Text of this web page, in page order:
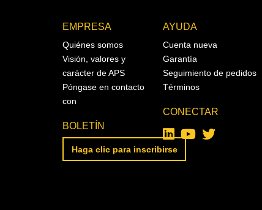
EMPRESA
Quiénes somos
Visión, valores y
carácter de APS
Póngase en contacto
con
BOLETÍN
Haga clic para inscribirse
AYUDA
Cuenta nueva
Garantía
Seguimiento de pedidos
Términos
CONECTAR